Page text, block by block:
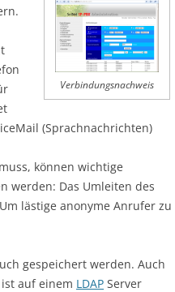
Verbindungsnachweis
(Sprachnachrichten)
können wichtige
werden: Das Umleiten des
lästige anonyme Anrufer zu
gespeichert werden. Auch
auf einem LDAP Server